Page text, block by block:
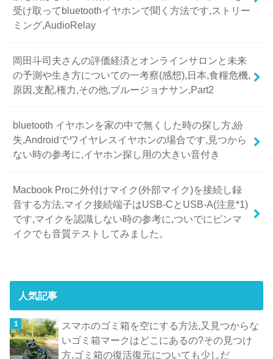
受け取ってbluetoothイヤホンで聞く方法です,ストリー
ミング,AudioRelay
岡田斗司夫さんの評価経済とオンラインサロンと未来
の予測や生き方についての一考察(感想),日本,食糧危機,
原因,支配,権力,その他,ブルージョナサン,Part2
bluetooth イヤホンを家の中で無くした時の探し方,紛
失,Androidでワイヤレスイヤホンの場合です,見つから
ない時の参考に,イヤホン探し用の大きい音付き
Macbook Proに外付けマイク(外部マイク)を接続し録
音する方法,マイク接続端子はUSB-CとUSB-A(注意*1)
です,マイクを認識しない時の参考に,ついでにピンマ
イクでも音質テストしてみました。
人気記事
スマホのゴミ箱を空にする方法,又見つからな
いゴミ箱マークはどこにあるの?その見つけ
方,ゴミ箱の復活復元についても少しだ